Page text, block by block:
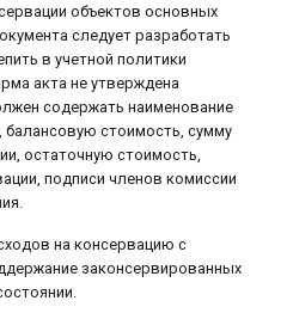
объектов основных
следует разработать
в учетной политики
акта не утверждена
содержать наименование
стоимость, сумму
остаточную стоимость,
подписи членов комиссии
на консервацию с
законсервированных